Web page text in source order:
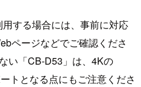
する場合には、事前に対応
ページなどでご確認くださ
い「CB-D53」は、4Kの
トとなる点にもご注意くださ